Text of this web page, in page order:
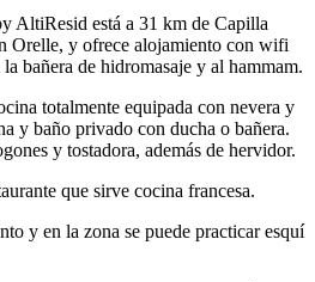
AltiResid está a 31 km de Capilla
Orelle, y ofrece alojamiento con wifi
bañera de hidromasaje y al hammam.
totalmente equipada con nevera y
y baño privado con ducha o bañera.
y tostadora, además de hervidor.
que sirve cocina francesa.
y en la zona se puede practicar esquí